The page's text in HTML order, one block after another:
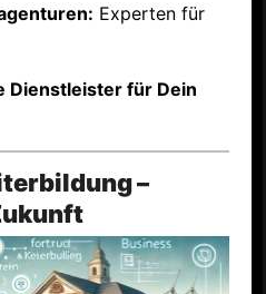
Experten für
Dienstleister für Dein
–